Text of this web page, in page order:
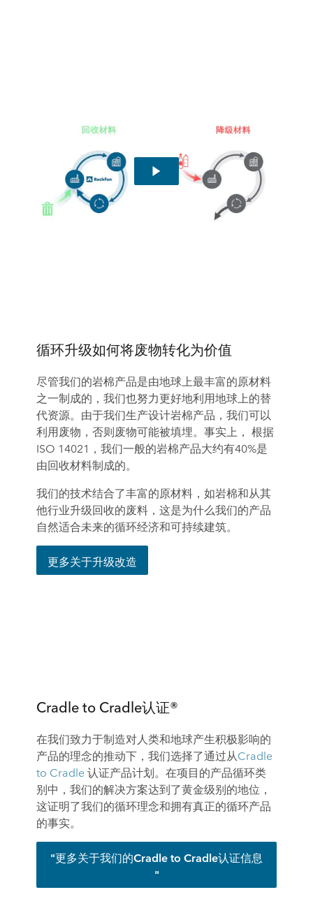
循环升级如何将废物转化为价值
尽管我们的岩棉产品是由地球上最丰富的原材料
之一制成的，我们也努力更好地利用地球上的替
代资源。由于我们生产设计岩棉产品，我们可以
利用废物，否则废物可能被填埋。事实上， 根据
ISO 14021，我们一般的岩棉产品大约有40%是
由回收材料制成的。
我们的技术结合了丰富的原材料，如岩棉和从其
他行业升级回收的废料，这是为什么我们的产品
自然适合未来的循环经济和可持续建筑。
更多关于升级改造
Cradle to Cradle认证®
在我们致力于制造对人类和地球产生积极影响的
产品的理念的推动下，我们选择了通过从Cradle
to Cradle认证产品计划。在项目的产品循环类
别中，我们的解决方案达到了黄金级别的地位，
这证明了我们的循环理念和拥有真正的循环产品
的事实。
"更多关于我们的Cradle to Cradle认证信息
"